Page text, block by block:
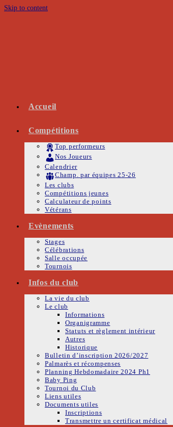
Skip to content
Accueil
Compétitions
Top performeurs
Nos Joueurs
Calendrier
Champ. par équipes 25-26
Les clubs
Compétitions jeunes
Calculateur de points
Vétérans
Evènements
Stages
Célébrations
Salle occupée
Tournois
Infos du club
La vie du club
Le club
Informations
Organigramme
Statuts et règlement intérieur
Autres
Historique
Bulletin d’inscription 2026/2027
Palmarès et récompenses
Planning Hebdomadaire 2024 Ph1
Baby Ping
Tournoi du Club
Liens utiles
Documents utiles
Inscriptions
Transmettre un certificat médical